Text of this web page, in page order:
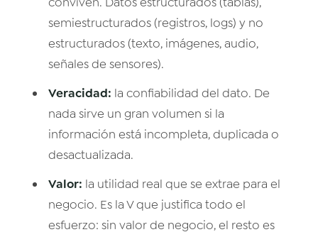
semiestructurados (registros, logs) y no
estructurados (texto, imágenes, audio,
señales de sensores).
Veracidad: la confiabilidad del dato. De
nada sirve un gran volumen si la
información está incompleta, duplicada o
desactualizada.
Valor: la utilidad real que se extrae para el
negocio. Es la V que justifica todo el
esfuerzo: sin valor de negocio, el resto es